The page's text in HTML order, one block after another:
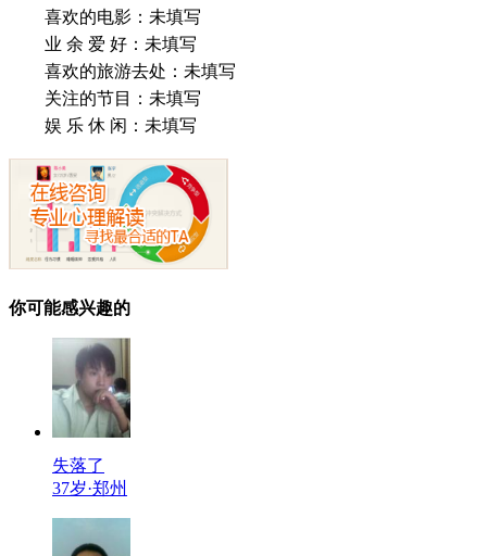
喜欢的电影： 未填写
业 余 爱 好： 未填写
喜欢的旅游去处： 未填写
关注的节目： 未填写
娱 乐 休 闲： 未填写
你可能感兴趣的
失落了
37岁·郑州